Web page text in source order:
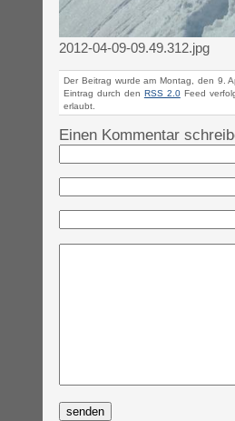
2012-04-09-09.49.312.jpg
Der Beitrag wurde am Montag, den 9.
Eintrag durch den RSS 2.0Feed
erlaubt.
Einen Kommentar